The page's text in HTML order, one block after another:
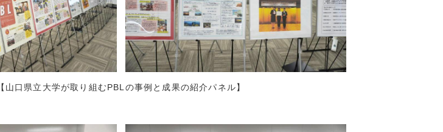
2022年8月 (7)
2022年7月 (15)
2022年6月 (9)
2022年5月 (6)
2022年4月 (7)
2022年3月 (11)
【山口県立大学が取り組むPBLの事例と成果の紹介パネル】